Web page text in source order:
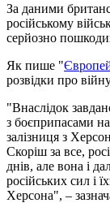
За даними
російському
серйозно
Як пише "
розвідки про
"Внаслідок
з боєприпасами
залізниця з
Скоріш за все,
днів, але вона і
російських сил і
Херсона", –